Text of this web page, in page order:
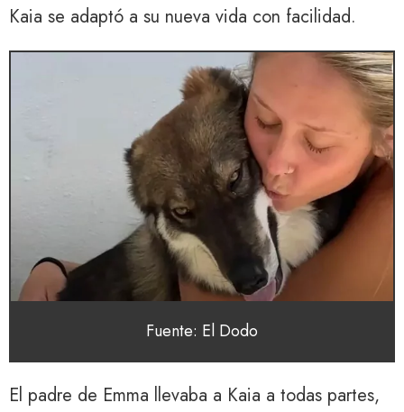
Kaia se adaptó a su nueva vida con facilidad.
Fuente: El Dodo
El padre de Emma llevaba a Kaia a todas partes,